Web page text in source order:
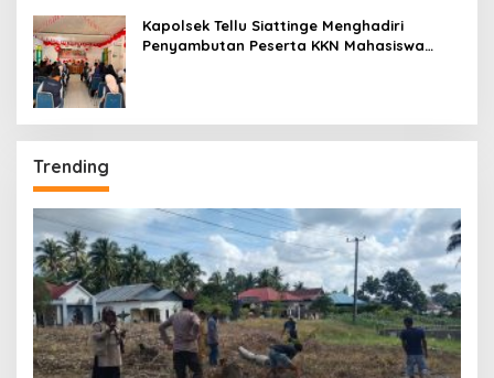
Kapolsek Tellu Siattinge Menghadiri
Penyambutan Peserta KKN Mahasiswa
Trending